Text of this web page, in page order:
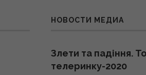
НОВОСТИ МЕДИА
Злети та падіння.
телеринку-2020